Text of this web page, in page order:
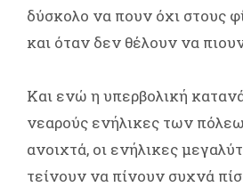
δύσκολο να πουν όχι στους
και όταν δεν θέλουν να
Και ενώ η υπερβολική
νεαρούς ενήλικες των
ανοιχτά, οι ενήλικες
τείνουν να πίνουν συχνά